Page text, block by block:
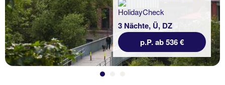
3 Nächte, Ü, DZ
p.P. ab 536 €